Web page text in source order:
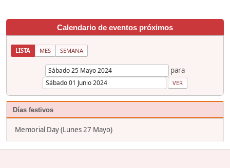
Calendario de eventos próximos
LISTA MES SEMANA
para
Días festivos
Memorial Day (Lunes 27 Mayo)